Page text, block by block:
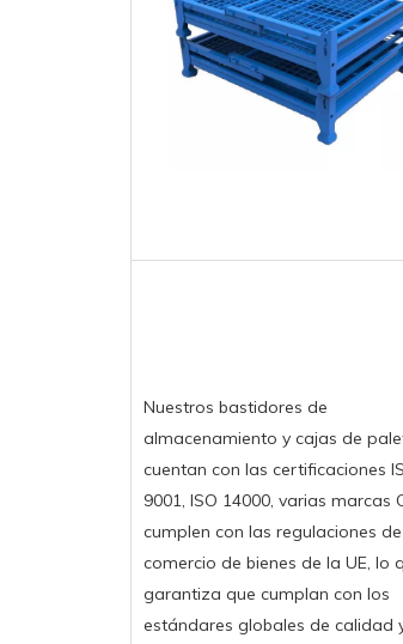
Nuestros bastidores de
almacenamiento y cajas de
cuentan con las certificaciones
9001, ISO 14000, varias marcas
cumplen con las regulaciones de
comercio de bienes de la UE, lo
garantiza que cumplan con los
estándares globales de calidad